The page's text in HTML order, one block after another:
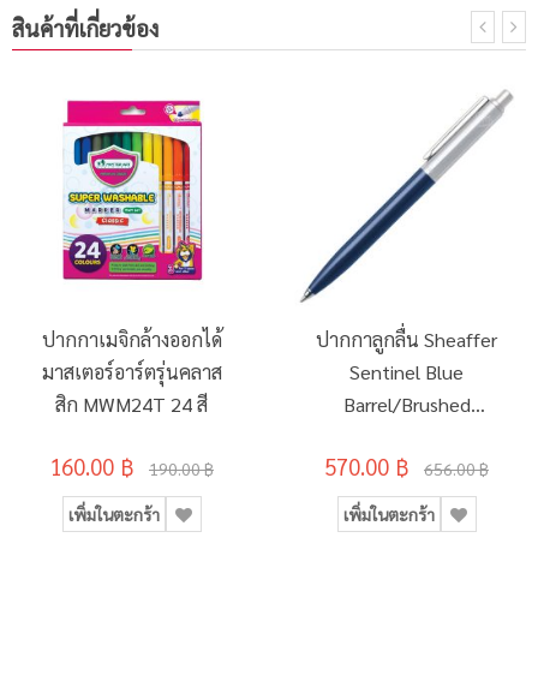
สินค้าที่เกี่ยวข้อง
ปากกาเมจิกล้างออกได้
มาสเตอร์อาร์ตรุ่นคลาส
สิก MWM24T 24 สี
160.00 ฿ 190.00 ฿
เพิ่มในตะกร้า
ปากกาลูกลื่น Sheaffer
Sentinel Blue
Barrel/Brushed
570.00 ฿ 656.00 ฿
เพิ่มในตะกร้า